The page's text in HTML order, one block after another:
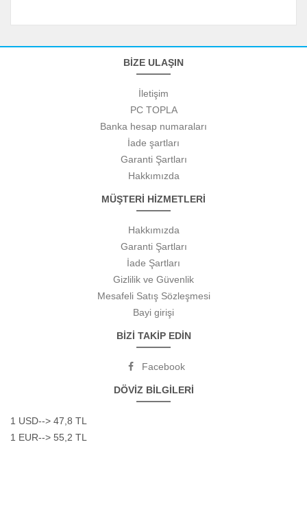
BİZE ULAŞIN
İletişim
PC TOPLA
Banka hesap numaraları
İade şartları
Garanti Şartları
Hakkımızda
MÜŞTERİ HİZMETLERİ
Hakkımızda
Garanti Şartları
İade Şartları
Gizlilik ve Güvenlik
Mesafeli Satış Sözleşmesi
Bayi girişi
BİZİ TAKİP EDİN
Facebook
DÖVİZ BİLGİLERİ
1 USD--> 47,8 TL
1 EUR--> 55,2 TL